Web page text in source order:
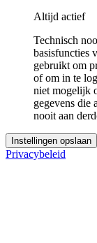
Altijd actief
Technisch
basisfuncties
gebruikt om
of om in te
niet mogelijk
gegevens die
nooit aan
Instellingen opslaan
Privacybeleid